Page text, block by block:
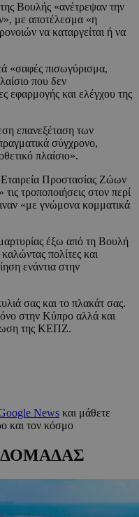
Βουλής «ανέτρεψαν την
με αποτέλεσμα «η
να καταργείται ή να
«σαφές πισωγύρισμα,
που δεν
εφαρμογής και ελέγχου της
επανεξέταση των
σύγχρονο,
πλαίσιο».
Προστασίας Ζώων
τροποποιήσεις στον περί
«με γνώμονα κομματικά
έξω από τη Βουλή
πολίτες και
ενάντια στην
σας και το πλακάτ σας.
στην Κύπρο αλλά και
της ΚΕΠΖ.
News και μάθετε
και τον κόσμο